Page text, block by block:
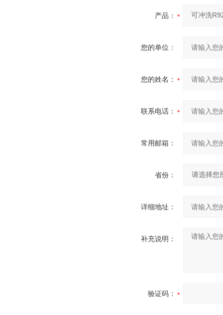
产品：
您的单位：
您的姓名：
联系电话：
常用邮箱：
省份：
详细地址：
补充说明：
验证码：